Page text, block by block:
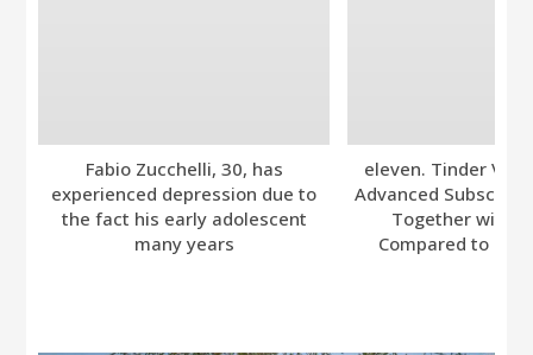
Fabio Zucchelli, 30, has
experienced depression due to
the fact his early adolescent
many years
eleven. Tinder
Advanced
Together with
Compared to